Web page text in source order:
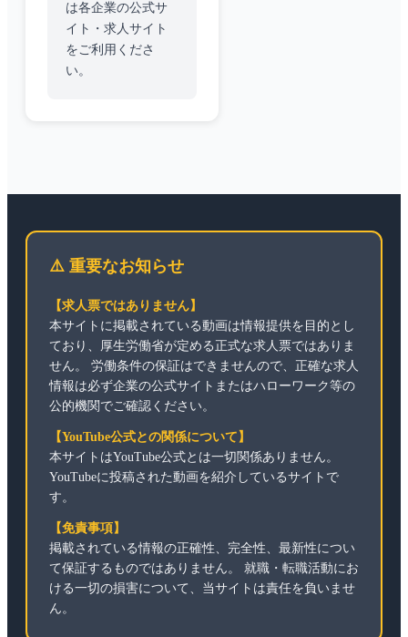
は各企業の公式サ
イト・求人サイト
をご利用くださ
い。
⚠️ 重要なお知らせ
【求人票ではありません】
本サイトに掲載されている動画は情報提供を目的とし
ており、厚生労働省が定める正式な求人票ではありま
せん。 労働条件の保証はできませんので、正確な求人
情報は必ず企業の公式サイトまたはハローワーク等の
公的機関でご確認ください。
【YouTube公式との関係について】
本サイトはYouTube公式とは一切関係ありません。
YouTubeに投稿された動画を紹介しているサイトで
す。
【免責事項】
掲載されている情報の正確性、完全性、最新性につい
て保証するものではありません。 就職・転職活動にお
ける一切の損害について、当サイトは責任を負いませ
ん。